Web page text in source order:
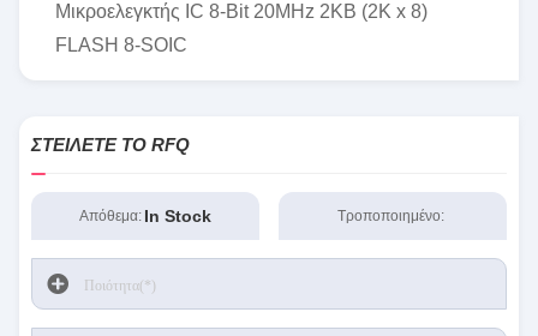
Μικροελεγκτής IC 8-Bit 20MHz 2KB (2K x 8)
FLASH 8-SOIC
ΣΤΕΊΛΕΤΕ ΤΟ RFQ
Απόθεμα: In Stock Τροποποιημένο: